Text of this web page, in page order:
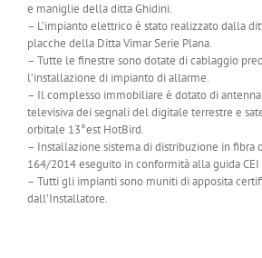
e maniglie della ditta Ghidini.
– L’impianto elettrico è stato realizzato dalla
placche della Ditta Vimar Serie Plana.
– Tutte le finestre sono dotate di cablaggio
l’installazione di impianto di allarme.
– Il complesso immobiliare è dotato di
televisiva dei segnali del digitale terrestre e
orbitale 13°est HotBird.
– Installazione sistema di distribuzione in fibra
164/2014 eseguito in conformità alla guida
– Tutti gli impianti sono muniti di apposita
dall’Installatore.